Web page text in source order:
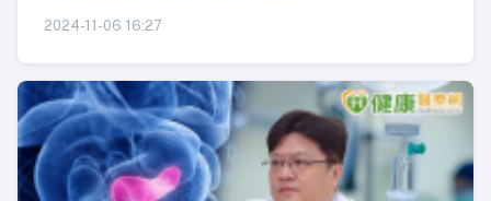
2024-11-06 16:27